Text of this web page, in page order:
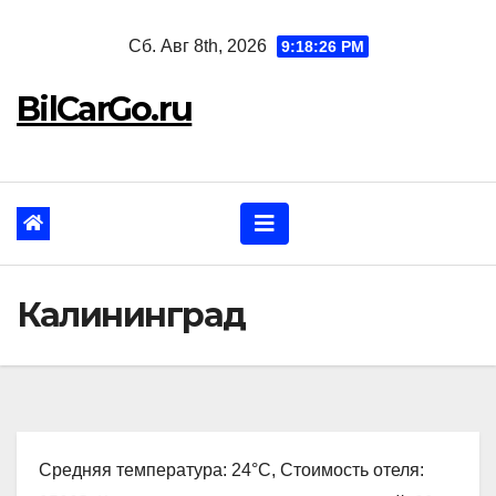
Сб. Авг 8th, 2026 9:18:27 PM
BilCarGo.ru
Калининград
Средняя температура: 24°C, Стоимость отеля: